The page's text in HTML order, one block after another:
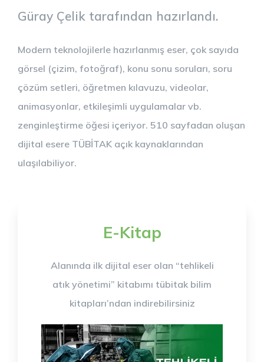
Güray Çelik tarafından hazırlandı.
Modern teknolojilerle hazırlanmış eser, çok sayıda
görsel (çizim, fotoğraf), konu sonu soruları, soru
çözüm setleri, öğretmen kılavuzu, videolar,
animasyonlar, etkileşimli uygulamalar vb.
zenginleştirme öğesi içeriyor. 510 sayfadan oluşan
dijital esere TÜBİTAK açık kaynaklarından
ulaşılabiliyor.
E-Kitap
Alanında ilk dijital eser olan “tehlikeli
atık yönetimi” kitabımı tübitak bilim
kitapları’ndan indirebilirsiniz